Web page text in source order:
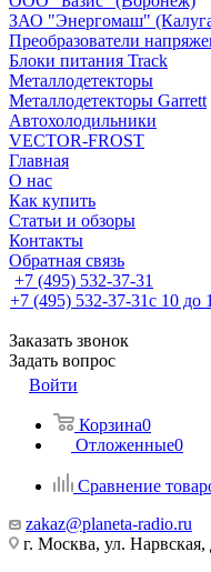
ЗАО "Энергомаш"
Преобразователи
Блоки питания Track
Металлодетекторы
Металлодетекторы Garrett
Автохолодильники
VECTOR-FROST
Главная
О нас
Как купить
Статьи и обзоры
Контакты
Обратная связь
+7 (495) 532-37-31
+7 (495) 532-37-31с 10 до
Заказать звонок
Задать вопрос
Войти
Корзина0
Отложенные0
Сравнение
zakaz@planeta-radio.ru
г. Москва, ул. Нарвская,